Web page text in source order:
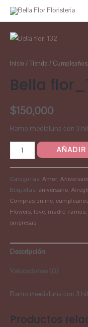
Inicio /Tienda / Cumpleaños
Bella
$150,000
Ramo medialuna con 3
AÑADIR
Categorías: Amor,
Etiquetas: aniversario,
Compras online,
Flowers, love, madre, ramos,
sorpresas
Descripción
Valoraciones (0)
Ramo medialuna con 3
Productos